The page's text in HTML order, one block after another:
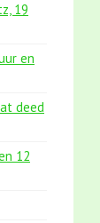
19
en
deed
12